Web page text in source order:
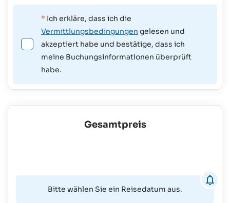
* Ich erkläre, dass ich die
Vermittlungsbedingungen gelesen und
akzeptiert habe und bestätige, dass ich
meine Buchungsinformationen überprüft
habe.
Gesamtpreis
Bitte wählen Sie ein Reisedatum aus.